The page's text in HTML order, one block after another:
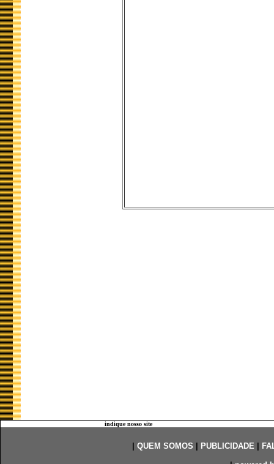
indique nosso site
QUEM SOMOS PUBLICIDADE|